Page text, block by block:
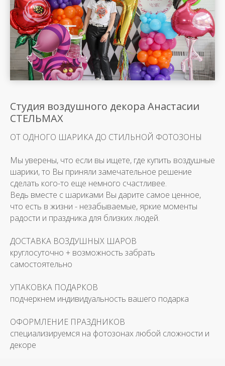
Студия воздушного декора Анастасии
СТЕЛЬМАХ
ОТ ОДНОГО ШАРИКА ДО СТИЛЬНОЙ ФОТОЗОНЫ
Мы уверены, что если вы ищете, где купить воздушные
шарики, то Вы приняли замечательное решение
сделать кого-то еще немного счастливее.
Ведь вместе с шариками Вы дарите самое ценное,
что есть в жизни - незабываемые, яркие моменты
радости и праздника для близких людей.
ДОСТАВКА ВОЗДУШНЫХ ШАРОВ
круглосуточно + возможность забрать
самостоятельно
УПАКОВКА ПОДАРКОВ
подчеркнем индивидуальность вашего подарка
ОФОРМЛЕНИЕ ПРАЗДНИКОВ
специализируемся на фотозонах любой сложности и
декоре